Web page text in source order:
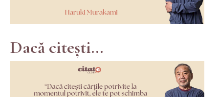
Dacă citești...